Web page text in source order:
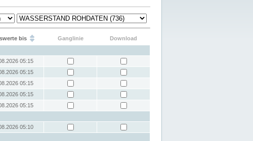
bis Ganglinie
Download
05:15
05:15
05:15
05:15
05:15
05:10